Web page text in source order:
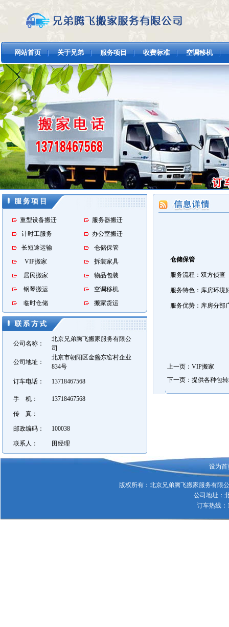
网站首页 关于兄弟 服务项目 收费标准 空调移机
重型设备搬迁
服务器搬迁
计时工服务
办公室搬迁
长短途运输
仓储保管
VIP搬家
拆装家具
居民搬家
物品包装
钢琴搬运
空调移机
临时仓储
搬家货运
公司名称：
北京兄弟腾飞搬家服务有限公
司
公司地址：
北京市朝阳区金盏东窑村企业
834号
订车电话： 13718467568
手 机： 13718467568
传 真：
邮政编码： 100038
联系人： 田经理
仓储保管
服务流程：双方侦查
服务特色：库房环境
服务优势：库房分部
上一页：VIP搬家
下一页：提供各种包
设为首
版权所有： 北京兄弟腾飞搬家服务有限
公司地址：
订车热线：